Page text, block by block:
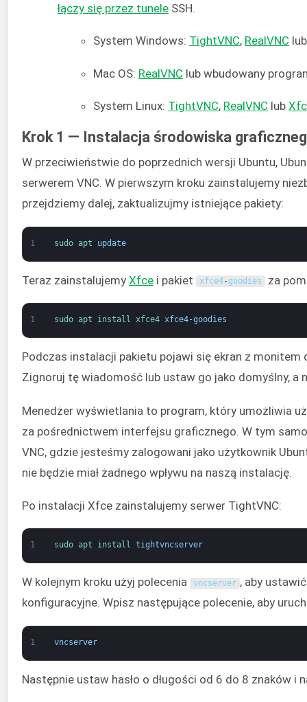
łączy się przez tunele SSH.
System Windows: TightVNC, RealVNC
Mac OS: RealVNC lub wbudowany
System Linux: TightVNC, RealVNC lub
Krok 1 — Instalacja środowiska
W przeciwieństwie do poprzednich wersji Ubuntu,
serwerem VNC. W pierwszym kroku zainstalujemy
przejdziemy dalej, zaktualizujmy istniejące pakiety:
1 sudo apt update
Teraz zainstalujemy Xfce i pakiet xfce4-goodies za
1 sudo apt install xfce4 xfce4-goodies
Podczas instalacji pakietu pojawi się ekran z
Zignoruj tę wiadomość lub ustaw go jako domyślny, a
Menedżer wyświetlania to program, który umożliwia
za pośrednictwem interfejsu graficznego. W tym
VNC, gdzie jesteśmy zalogowani jako użytkownik
nie będzie miał żadnego wpływu na naszą instalację.
Po instalacji Xfce zainstalujemy serwer TightVNC:
1 sudo apt install tightvncserver
W kolejnym kroku użyj polecenia vncserver , aby
konfiguracyjne. Wpisz następujące polecenie, aby
1 vncserver
Następnie ustaw hasło o długości od 6 do 8 znaków i